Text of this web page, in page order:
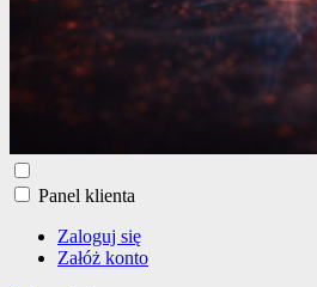
Panel klienta
Zaloguj się
Załóż konto